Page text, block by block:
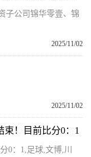
子公司锦华零壹、锦
2025/11/02
2025/11/02
束！目前比分0：1
0：1,足球,文博,川